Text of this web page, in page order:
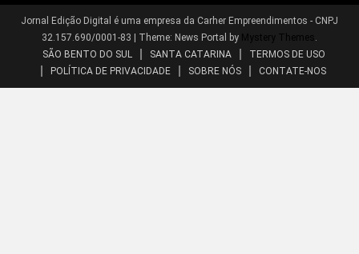
Jornal Edição Digital é uma empresa da Carher Empreendimentos - CNPJ
32.157.690/0001-83 | Theme: News Portal by Mystery Themes
SÃO BENTO DO SUL
SANTA CATARINA
TERMOS DE USO
POLÍTICA DE PRIVACIDADE
SOBRE NÓS CONTATE-NOS